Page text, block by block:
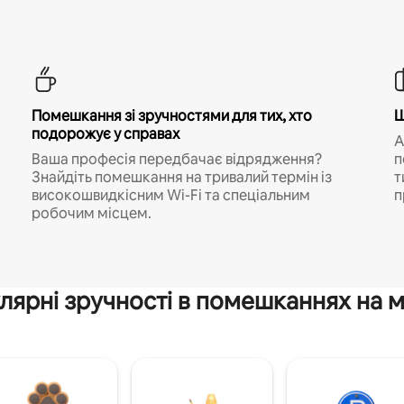
Помешкання зі зручностями для тих, хто
подорожує у справах
Ваша професія передбачає відрядження?
Знайдіть помешкання на тривалий термін із
високошвидкісним Wi-Fi та спеціальним
робочим місцем.
зручності в помешканнях на